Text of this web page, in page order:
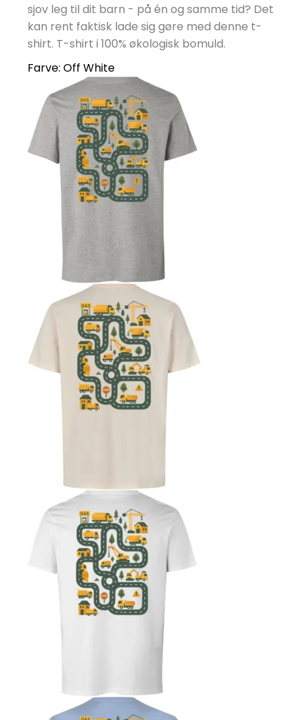
sjov leg til dit barn - på én og samme tid? Det
kan rent faktisk lade sig gøre med denne t-
shirt. T-shirt i 100% økologisk bomuld.
Farve: Off White